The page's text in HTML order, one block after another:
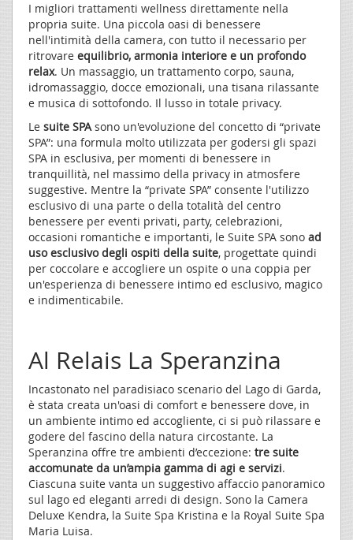
I migliori trattamenti wellness direttamente nella
propria suite. Una piccola oasi di benessere
nell'intimità della camera, con tutto il necessario per
ritrovare equilibrio, armonia interiore e un profondo
relax. Un massaggio, un trattamento corpo, sauna,
idromassaggio, docce emozionali, una tisana rilassante
e musica di sottofondo. Il lusso in totale privacy.
Le suite SPAsono un'evoluzione del concetto di “private
SPA”: una formula molto utilizzata per godersi gli spazi
SPA in esclusiva, per momenti di benessere in
tranquillità, nel massimo della privacy in atmosfere
suggestive. Mentre la “private SPA” consente l'utilizzo
esclusivo di una parte o della totalità del centro
benessere per eventi privati, party, celebrazioni,
occasioni romantiche e importanti, le Suite SPA sono ad
uso esclusivo degli ospiti della suite, progettate quindi
per coccolare e accogliere un ospite o una coppia per
un'esperienza di benessere intimo ed esclusivo, magico
e indimenticabile.
Al Relais La Speranzina
Incastonato nel paradisiaco scenario del Lago di Garda,
è stata creata un'oasi di comfort e benessere dove, in
un ambiente intimo ed accogliente, ci si può rilassare e
godere del fascino della natura circostante. La
Speranzina offre tre ambienti d’eccezione: tre suite
accomunate da un’ampia gamma di agi e servizi.
Ciascuna suite vanta un suggestivo affaccio panoramico
sul lago ed eleganti arredi di design. Sono la Camera
Deluxe Kendra, la Suite Spa Kristina e la Royal Suite Spa
Maria Luisa.